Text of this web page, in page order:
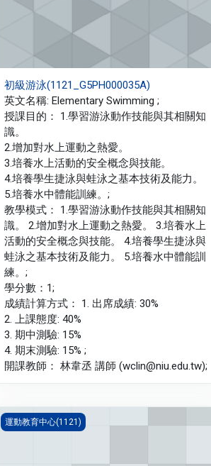
初級游泳(1121_G5PH000035A)
英文名稱: Elementary Swimming ;
授課目的： 1.學習游泳動作技能與其相關知
識。
2.增加對水上運動之熱愛。
3.培養水上活動的安全概念與技能。
4.培養學生捷泳與蛙泳之基本技術及能力。
5.培養水中體能訓練。;
教學模式： 1.學習游泳動作技能與其相關知
識。 2.增加對水上運動之熱愛。 3.培養水上
活動的安全概念與技能。 4.培養學生捷泳與
蛙泳之基本技術及能力。 5.培養水中體能訓
練。;
學分數：1;
成績計算方式： 1. 出席成績: 30%
2. 上課態度: 40%
3. 期中測驗: 15%
4. 期末測驗: 15% ;
開課教師： 林韋丞 講師 (wclin@niu.edu.tw);
體育 一(1121_G5PH000076E)
運動教育中心(1121)